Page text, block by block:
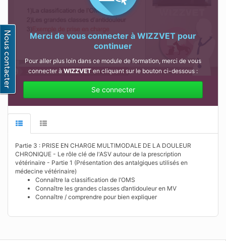
Merci de vous connecter à WIZZVET pour
continuer
Pour aller plus loin dans ce module de formation, merci de vous
connecter à WIZZVET en cliquant sur le bouton ci-dessous :
Se connecter
Partie 3 : PRISE EN CHARGE MULTIMODALE DE LA DOULEUR
CHRONIQUE - Le rôle clé de l'ASV autour de la prescription
vétérinaire - Partie 1 (Présentation des antalgiques utilisés en
médecine vétérinaire)
Connaître la classification de l’OMS
Connaître les grandes classes d’antidouleur en MV
Connaître / comprendre pour bien expliquer